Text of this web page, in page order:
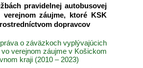
pravidelnej autobusovej
verejnom záujme, ktoré KSK
dopravcov
o záväzkoch vyplývajúcich
verejnom záujme v Košickom
kraji (2010 – 2023)